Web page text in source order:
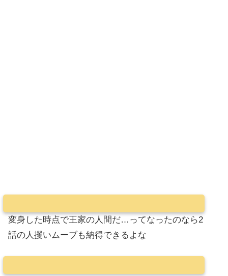
変身した時点で王家の人間だ…ってなったのなら2
話の人攫いムーブも納得できるよな